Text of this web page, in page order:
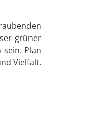
grüner
Plan
Vielfalt.